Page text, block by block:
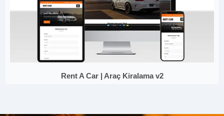
Rent A Car | Araç Kiralama v2